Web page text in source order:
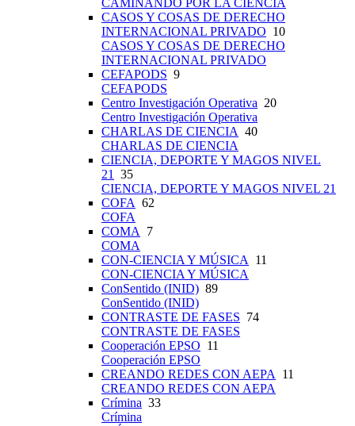
CAMINANDO POR LA CIENCIA
CASOS Y COSAS DE DERECHO
INTERNACIONAL PRIVADO 10
CASOS Y COSAS DE DERECHO
INTERNACIONAL PRIVADO
CEFAPODS 9
CEFAPODS
Centro Investigación Operativa 20
Centro Investigación Operativa
CHARLAS DE CIENCIA 40
CHARLAS DE CIENCIA
CIENCIA, DEPORTE Y MAGOS NIVEL
21
35
CIENCIA, DEPORTE Y MAGOS NIVEL 21
COFA 62
COFA
COMA
7
COMA
CON-CIENCIA Y MÚSICA
11
CON-CIENCIA Y MÚSICA
ConSentido (INID) 89
ConSentido (INID)
CONTRASTE DE FASES 74
CONTRASTE DE FASES
Cooperación EPSO 11
Cooperación EPSO
CREANDO REDES CON AEPA
11
CREANDO REDES CON AEPA
Crímina 33
Crímina